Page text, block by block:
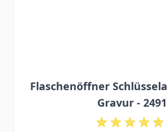
Flaschenöffner
Gravur - 2491